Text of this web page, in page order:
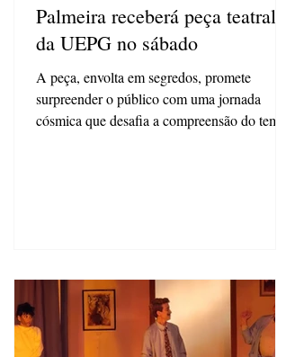
Palmeira receberá peça teatral
da UEPG no sábado
A peça, envolta em segredos, promete
surpreender o público com uma jornada
cósmica que desafia a compreensão do tempo